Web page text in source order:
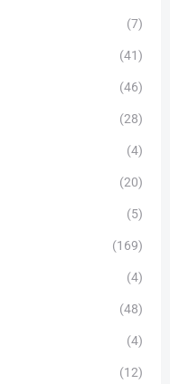
(7)
(41)
(46)
(28)
(4)
(20)
(5)
(169)
(4)
(48)
(4)
(12)